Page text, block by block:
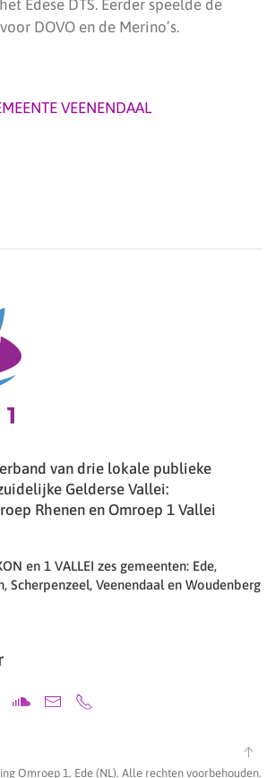
Edese DTS. Eerder speelde de
DOVO en de Merino’s.
VEENENDAAL
van drie lokale publieke
Gelderse Vallei:
Rhenen en Omroep 1 Vallei
en 1 VALLEI zes gemeenten: Ede,
Scherpenzeel, Veenendaal en Woudenberg
Omroep 1, Ede (NL). Alle rechten voorbehouden.